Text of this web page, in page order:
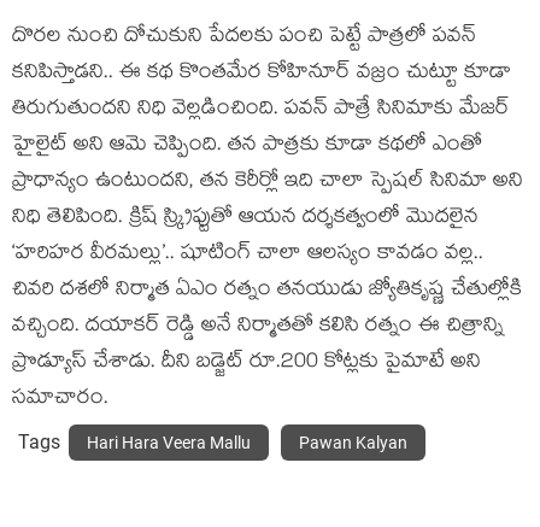
దొరల నుంచి దోచుకుని పేదలకు పంచి పెట్టే పాత్రలో పవన్
కనిపిస్తాడని.. ఈ కథ కొంతమేర కోహినూర్ వజ్రం చుట్టూ కూడా
తిరుగుతుందని నిధి వెల్లడించింది. పవన్ పాత్రే సినిమాకు మేజర్
హైలైట్ అని ఆమె చెప్పింది. తన పాత్రకు కూడా కథలో ఎంతో
ప్రాధాన్యం ఉంటుందని, తన కెరీర్లో ఇది చాలా స్పెషల్ సినిమా అని
నిధి తెలిపింది. క్రిష్ స్క్రిప్టుతో ఆయన దర్శకత్వంలో మొదలైన
‘హరిహర వీరమల్లు’.. షూటింగ్ చాలా ఆలస్యం కావడం వల్ల..
చివరి దశలో నిర్మాత ఏఎం రత్నం తనయుడు జ్యోతికృష్ణ చేతుల్లోకి
వచ్చింది. దయాకర్ రెడ్డి అనే నిర్మాతతో కలిసి రత్నం ఈ చిత్రాన్ని
ప్రొడ్యూస్ చేశాడు. దీని బడ్జెట్ రూ.200 కోట్లకు పైమాటే అని
సమాచారం.
Tags Hari Hara Veera Mallu Pawan Kalyan